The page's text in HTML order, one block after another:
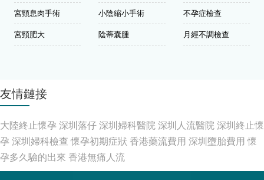
宮頸息肉手術
宮頸肥大
小陰縮小手術
陰蒂囊腫
不孕症檢查
月經不調檢查
友情鏈接
大陸終止懷孕 深圳落仔深圳婦科醫院深圳人流醫院深圳終止懷
孕 深圳婦科檢查 懷孕初期症狀 香港藥流費用 深圳墮胎費用 懷
孕多久驗的出來 香港無痛人流